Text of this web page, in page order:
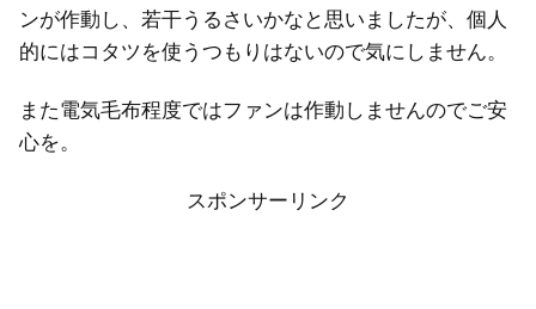
ンが作動し、若干うるさいかなと思いましたが、個人
的にはコタツを使うつもりはないので気にしません。
また電気毛布程度ではファンは作動しませんのでご安
心を。
スポンサーリンク